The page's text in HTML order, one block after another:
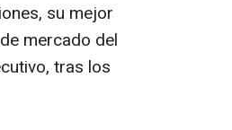
su mejor
mercado del
tras los